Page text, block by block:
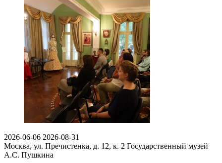
2026-06-06 2026-08-31
Москва, ул. Пречистенка, д. 12, к. 2 Государственный музей
А.С. Пушкина